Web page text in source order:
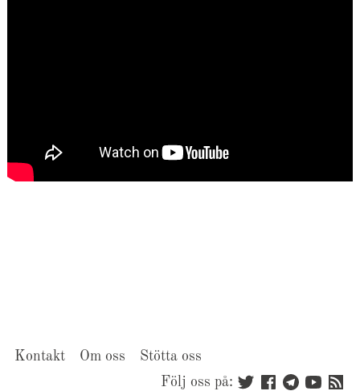
Kontakt Om oss
Stötta oss
Följ oss på: